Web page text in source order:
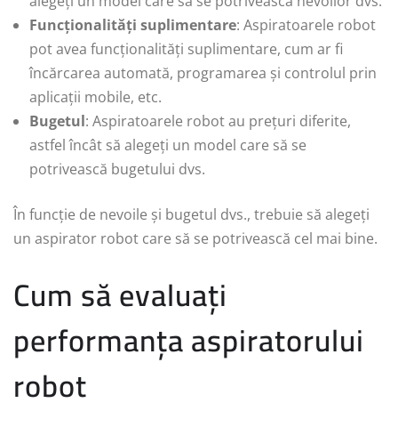
Funcționalități suplimentare: Aspiratoarele robot
pot avea funcționalități suplimentare, cum ar fi
încărcarea automată, programarea și controlul prin
aplicații mobile, etc.
Bugetul: Aspiratoarele robot au prețuri diferite,
astfel încât să alegeți un model care să se
potrivească bugetului dvs.
În funcție de nevoile și bugetul dvs., trebuie să alegeți
un aspirator robot care să se potrivească cel mai bine.
Cum să evaluați
performanța aspiratorului
robot